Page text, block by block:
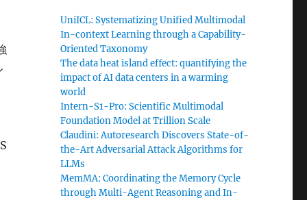
UniICL: Systematizing Unified Multimodal
In-context Learning through a Capability-
Oriented Taxonomy
The data heat island effect: quantifying the
impact of AI data centers in a warming
world
Intern-S1-Pro: Scientific Multimodal
Foundation Model at Trillion Scale
Claudini: Autoresearch Discovers State-of-
the-Art Adversarial Attack Algorithms for
LLMs
MemMA: Coordinating the Memory Cycle
through Multi-Agent Reasoning and In-